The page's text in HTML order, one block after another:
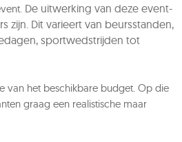
De uitwerking van deze event-
zijn. Dit varieert van beursstanden,
sportwedstrijden tot
van het beschikbare budget. Op die
graag een realistische maar